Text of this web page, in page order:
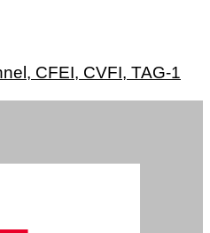
CFEI, CVFI, TAG-1